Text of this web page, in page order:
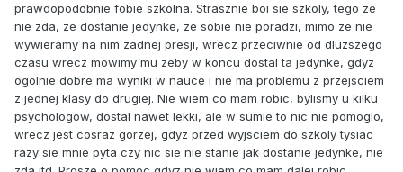
prawdopodobnie fobie szkolna. Strasznie boi sie szkoly, tego ze
nie zda, ze dostanie jedynke, ze sobie nie poradzi, mimo ze nie
wywieramy na nim zadnej presji, wrecz przeciwnie od dluzszego
czasu wrecz mowimy mu zeby w koncu dostal ta jedynke, gdyz
ogolnie dobre ma wyniki w nauce i nie ma problemu z przejsciem
z jednej klasy do drugiej. Nie wiem co mam robic, bylismy u kilku
psychologow, dostal nawet lekki, ale w sumie to nic nie pomoglo,
wrecz jest cosraz gorzej, gdyz przed wyjsciem do szkoly tysiac
razy sie mnie pyta czy nic sie nie stanie jak dostanie jedynke, nie